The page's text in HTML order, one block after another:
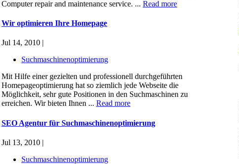
Computer repair and maintenance service. ... Read more
Wir optimieren Ihre Homepage
Jul 14, 2010 |
Suchmaschinenoptimierung
Mit Hilfe einer gezielten und professionell durchgeführten
Homepageoptimierung hat so ziemlich jede Webseite die
Möglichkeit, sehr gute Positionen in den Suchmaschinen zu
erreichen. Wir bieten Ihnen ... Read more
SEO Agentur für Suchmaschinenoptimierung
Jul 13, 2010 |
Suchmaschinenoptimierung